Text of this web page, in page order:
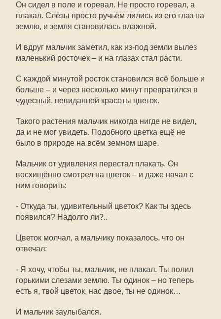
Он сидел в поле и горевал. Не просто горевал, а
плакал. Слёзы просто ручьём лились из его глаз на
землю, и земля становилась влажной.
И вдруг мальчик заметил, как из-под земли вылез
маленький росточек – и на глазах стал расти.
С каждой минутой росток становился всё больше и
больше – и через несколько минут превратился в
чудесный, невиданной красоты цветок.
Такого растения мальчик никогда нигде не видел,
да и не мог увидеть. Подобного цветка ещё не
было в природе на всём земном шаре.
Мальчик от удивления перестал плакать. Он
восхищённо смотрел на цветок – и даже начал с
ним говорить:
- Откуда ты, удивительный цветок? Как ты здесь
появился? Надолго ли?..
Цветок молчал, а мальчику показалось, что он
отвечал:
- Я хочу, чтобы ты, мальчик, не плакал. Ты полил
горькими слезами землю. Ты одинок – но теперь
есть я, твой цветок, нас двое, ты не одинок…
И мальчик заулыбался.